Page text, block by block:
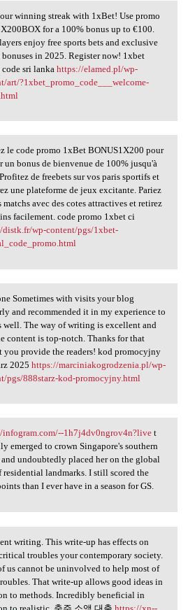
winning streak
winning streak with 1xBet! Use promo
for a 100% bonus up to €100.
enjoy free sports bets and exclusive
bonuses in 2025. Register now! 1xbet
sri lanka https://elamed.pl/wp-
art/?1xbet_promo_code___welcome-
le code promo 1xBet
le code promo 1xBet BONUS1X200 pour
un bonus de bienvenue de 100% jusqu'à
de freebets sur vos paris sportifs et
une plateforme de jeux excitante. Pariez
matchs avec des cotes attractives et retirez
facilement. code promo 1xbet ci
distk.fr/wp-content/pgs/1xbet-
Sometimes with visits
Sometimes with visits your blog
and recommended it in my experience to
well. The way of writing is excellent and
content is top-notch. Thanks for that
you provide the readers! kod promocyjny
2025 https://marciniakogrodzenia.pl/wp-
pgs/888starz-kod-promocyjny.html
infogram.com/--1h7j4dv0ngrov4n?livet
emerged to crown Singapore's southern
and undoubtedly placed her on the global
residential landmarks. I still scored the
than I ever have in a season for GS.
writing. This write
writing. This write-up has effects on
troubles your contemporary society.
us cannot be uninvolved to help most of
That write-up allows good ideas in
to methods. Incredibly beneficial in